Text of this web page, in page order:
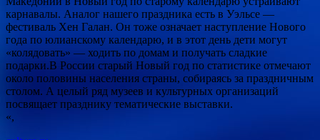
карнавалы. Аналог нашего праздника есть в Уэльсе —
фестиваль Хен Галан. Он тоже означает наступление Нового
года по юлианскому календарю, и в этот день дети могут
«колядовать» — ходить по домам и получать сладкие
подарки.В России старый Новый год по статистике отмечают
около половины населения страны, собираясь за праздничным
столом. А целый ряд музеев и культурных организаций
посвящает празднику тематические выставки.
«,